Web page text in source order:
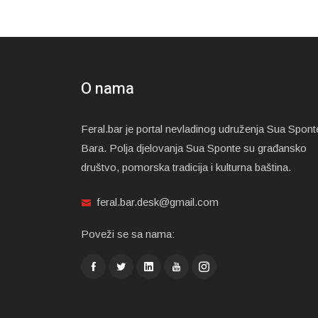
O nama
Feral.bar je portal nevladinog udruženja Sua
Bara. Polja djelovanja Sua Sponte su građansko
društvo, pomorska tradicija i kulturna baština.
feral.bar.desk@gmail.com
Poveži se sa nama: